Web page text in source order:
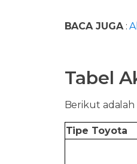
BACA JUGA:
Tabel
Berikut
Tipe Toyota